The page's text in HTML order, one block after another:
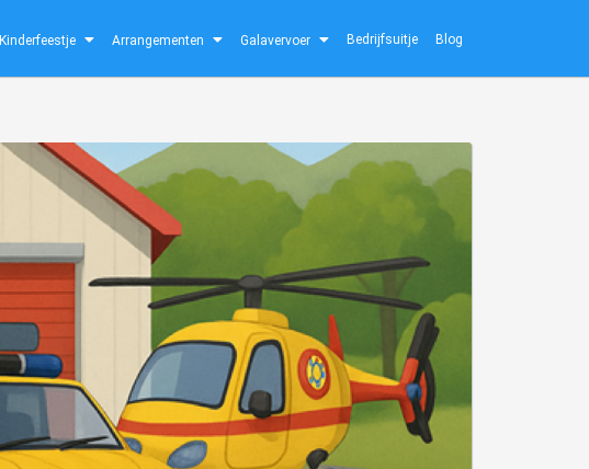
Kinderfeestje Arrangementen Galavervoer Bedrijfsuitje Blog